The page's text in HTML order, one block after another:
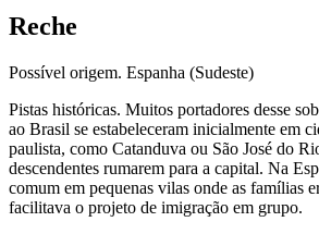
Reche
Possível origem. Espanha (Sudeste)
Pistas históricas. Muitos portadores desse
ao Brasil se estabeleceram inicialmente em
paulista, como Catanduva ou São José do
descendentes rumarem para a capital. Na
comum em pequenas vilas onde as famílias
facilitava o projeto de imigração em grupo.